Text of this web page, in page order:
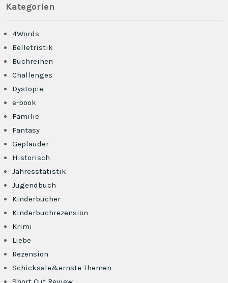
Kategorien
4Words
Belletristik
Buchreihen
Challenges
Dystopie
e-book
Familie
Fantasy
Geplauder
Historisch
Jahresstatistik
Jugendbuch
Kinderbücher
Kinderbuchrezension
Krimi
Liebe
Rezension
Schicksale&ernste Themen